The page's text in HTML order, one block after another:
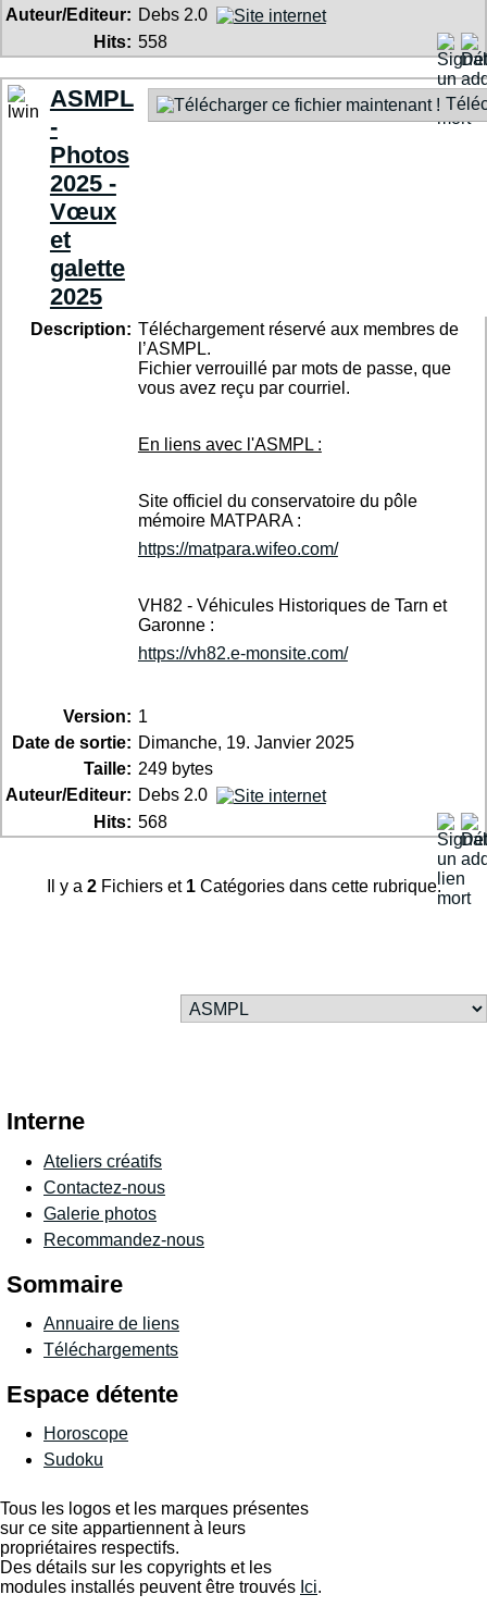
Auteur/Editeur: Debs 2.0
Hits: 558
ASMPL
-
Photos
2025 -
Vœux
et
galette
2025
Description: Téléchargement réservé aux membres de
l’ASMPL.
Fichier verrouillé par mots de passe, que
vous avez reçu par courriel.
En liens avec l'ASMPL :
Site officiel du conservatoire du pôle
mémoire MATPARA :
https://matpara.wifeo.com/
VH82 - Véhicules Historiques de Tarn et
Garonne :
https://vh82.e-monsite.com/
Version: 1
Date de sortie: Dimanche, 19. Janvier 2025
Taille: 249 bytes
Auteur/Editeur: Debs 2.0
Hits: 568
Il y a 2Fichiers et 1Catégories dans cette rubrique.
Interne
Ateliers créatifs
Contactez-nous
Galerie photos
Recommandez-nous
Sommaire
Annuaire de liens
Téléchargements
Espace détente
Horoscope
Sudoku
Tous les logos et les marques présentes
sur ce site appartiennent à leurs
propriétaires respectifs.
Des détails sur les copyrights et les
modules installés peuvent être trouvés Ici.